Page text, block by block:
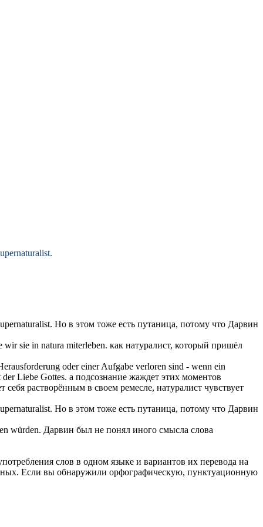
Но в этом тоже есть путаница, потому что Дарвин
sie in natura miterleben. как натуралист, который пришёл
oder einer Aufgabe verloren sind - wenn ein
Liebe Gottes. а подсознание жаждет этих моментов
себя растворённым в своем ремесле, натуралист чувствует
Но в этом тоже есть путаница, потому что Дарвин
würden. Дарвин был не понял иного смысла слова
слов в одном языке и вариантов их перевода на
Если вы обнаружили орфографическую, пунктуационную